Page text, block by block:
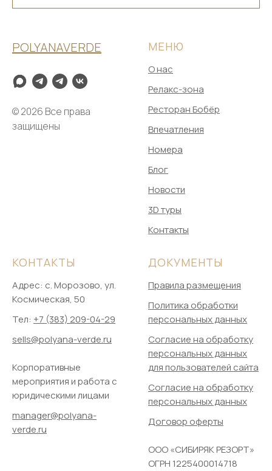
POLYANAVERDE
© 2026 Все права
защищены
МЕНЮ
О нас
Релакс-зона
Ресторан Бобёр
Впечатления
Номера
Блог
Новости
3D туры
Контакты
КОНТАКТЫ
Адрес: ​с. Морозово, ул.
Космическая, 50
Тел: +7 (383) 209-04-29
sells@polyana-verde.ru
Корпоративные
мероприятия и работа с
юридическими лицами
manager@polyana-
verde.ru
ДОКУМЕНТЫ
Правила размещения
Политика обработки
персональных данных
Согласие на обработку
персональных данных
для пользователей сайта
Согласие на обработку
персональных данных
Договор оферты
ООО «СИБИРЯК РЕЗОРТ»
ОГРН 1225400014718